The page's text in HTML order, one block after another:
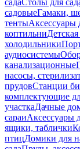
садаСтолы для
садовыеГамаки,
тентыАксессуары
коптильни
холодильники
аудиосистемы
канализационные
насосы,
прудовСтанции
комплектующие
участкаДачные
сараиАксессуары
ящики, таблички
птицДомики для